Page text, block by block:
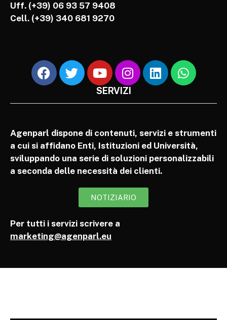
Uff. (+39) 06 93 57 9408
Cell. (+39) 340 681 9270
SERVIZI
Agenparl dispone di contenuti, servizi e strumenti
a cui si affidano Enti, Istituzioni ed Università,
sviluppando una serie di soluzioni personalizzabili
a seconda delle necessità dei clienti.
NOTIZIARIO
Per tutti i servizi scrivere a
marketing@agenparl.eu